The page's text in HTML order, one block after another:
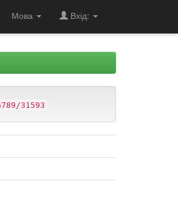
Мова Вхід:
31593